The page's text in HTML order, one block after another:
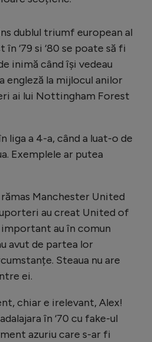
dublul triumf european al
‘79 si ‘80 se poate să fi
inimă când își vedeau
engleză la mijlocul anilor
ai lui Nottingham Forest
liga a 4-a, când a luat-o de
Exemplele ar putea
Manchester United
au creat United of
au în comun
avut de partea lor
Steaua nu are
ei.
chiar e irelevant, Alex!
în ‘70 cu fake-ul
azuriu care s-ar fi